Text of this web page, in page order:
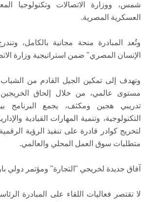
شمس، ووزارة الاتصالات وتكنولوجيا
العسكرية المصرية.
وتُعد المبادرة منحة مجانية بالكامل،
الإنسان المصري" ضمن استراتيجية وزارة
وتهدف إلى تمكين الجيل القادم من
مستوى عالمي، من خلال إلحاق الخريجين
تدريبي هجين ومكثف، يجمع البرنامج
التكنولوجية، وتنمية المهارات القيادية
متطلبات سوق العمل المحلي والعالمي.
آفاق جديدة لخريجي "التجارة" ومؤتمر دولي
لا تقتصر فعاليات اللقاء على المبادرة